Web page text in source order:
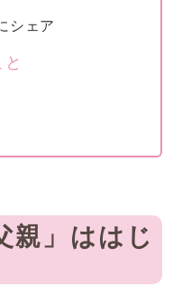
シェア
親」ははじ